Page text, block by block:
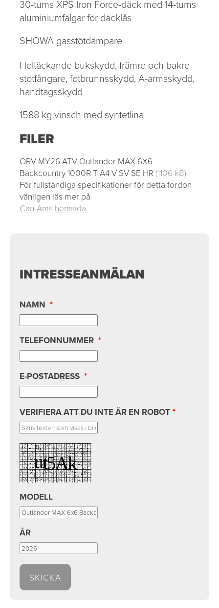
30-tums XPS Iron Force-däck med 14-tums
aluminiumfälgar för däcklås
SHOWA gasstötdämpare
Heltäckande bukskydd, främre och bakre
stötfångare, fotbrunnsskydd, A-armsskydd,
handtagsskydd
1588 kg vinsch med syntetlina
FILER
ORV MY26 ATV Outlander MAX 6X6
Backcountry 1000R T A4 V SV SE HR (1106 kB)
För fullständiga specifikationer för detta fordon
vänligen läs mer på
Can-Ams hemsida.
INTRESSEANMÄLAN
NAMN *
TELEFONNUMMER *
E-POSTADRESS *
VERIFIERA ATT DU INTE ÄR EN ROBOT *
MODELL
ÅR